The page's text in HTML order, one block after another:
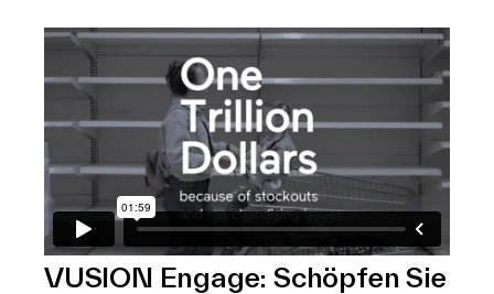
VUSION Engage: Schöpfen Sie